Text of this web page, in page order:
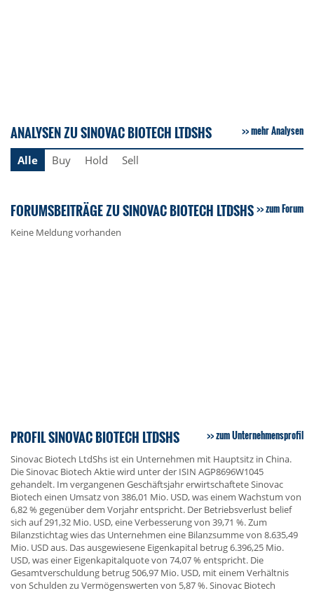
ANALYSEN ZU SINOVAC BIOTECH LTDSHS mehr Analysen
Alle Buy Hold Sell
FORUMSBEITRÄGE ZU SINOVAC BIOTECH LTDSHS zum Forum
Keine Meldung vorhanden
PROFIL SINOVAC BIOTECH LTDSHS zum Unternehmensprofil
Sinovac Biotech LtdShs ist ein Unternehmen mit Hauptsitz in China.
Die Sinovac Biotech Aktie wird unter der ISIN AGP8696W1045
gehandelt. Im vergangenen Geschäftsjahr erwirtschaftete Sinovac
Biotech einen Umsatz von 386,01 Mio. USD, was einem Wachstum von
6,82 % gegenüber dem Vorjahr entspricht. Der Betriebsverlust belief
sich auf 291,32 Mio. USD, eine Verbesserung von 39,71 %. Zum
Bilanzstichtag wies das Unternehmen eine Bilanzsumme von 8.635,49
Mio. USD aus. Das ausgewiesene Eigenkapital betrug 6.396,25 Mio.
USD, was einer Eigenkapitalquote von 74,07 % entspricht. Die
Gesamtverschuldung betrug 506,97 Mio. USD, mit einem Verhältnis
von Schulden zu Vermögenswerten von 5,87 %. Sinovac Biotech